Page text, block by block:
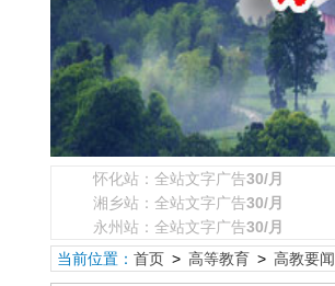
怀化站：全站文字广告30/月
湘乡站：全站文字广告30/月
永州站：全站文字广告30/月
当前位置： 首页> 高等教育> 高教要闻